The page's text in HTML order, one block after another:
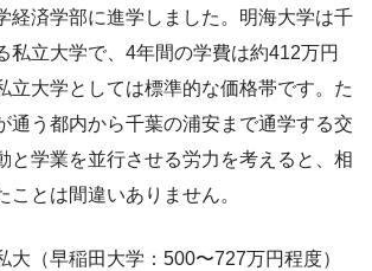
経済学部に進学しました。明海大学は千
私立大学で、4年間の学費は約412万円
立大学としては標準的な価格帯です。た
通う都内から千葉の浦安まで通学する交
と学業を並行させる労力を考えると、相
ことは間違いありません。
大（早稲田大学：500〜727万円程度）